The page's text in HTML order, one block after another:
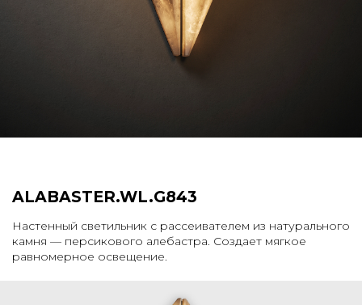
ALABASTER.​​WL.​​G843
Настенный светильник с рассеивателем из натурального
камня — персикового алебастра. Создает мягкое
равномерное освещение.